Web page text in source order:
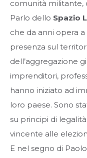
comunità militante,
Parlo dello Spazio
che da anni opera
presenza sul
dell’aggregazione
imprenditori,
hanno iniziato ad
loro paese. Sono
su principi di
vincente alle
E nel segno di